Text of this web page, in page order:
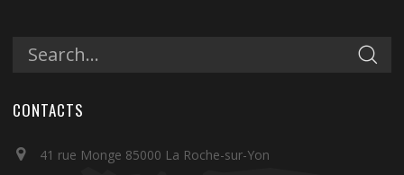
CONTACTS
41 rue Monge 85000 La Roche-sur-Yon